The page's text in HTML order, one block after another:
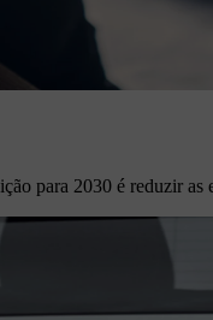
para 2030 é reduzir